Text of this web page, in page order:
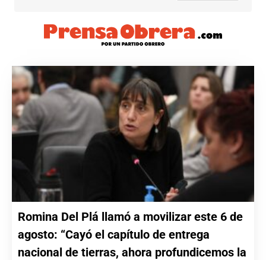
Romina Del Plá llamó a movilizar este 6 de
agosto: “Cayó el capítulo de entrega
nacional de tierras, ahora profundicemos la